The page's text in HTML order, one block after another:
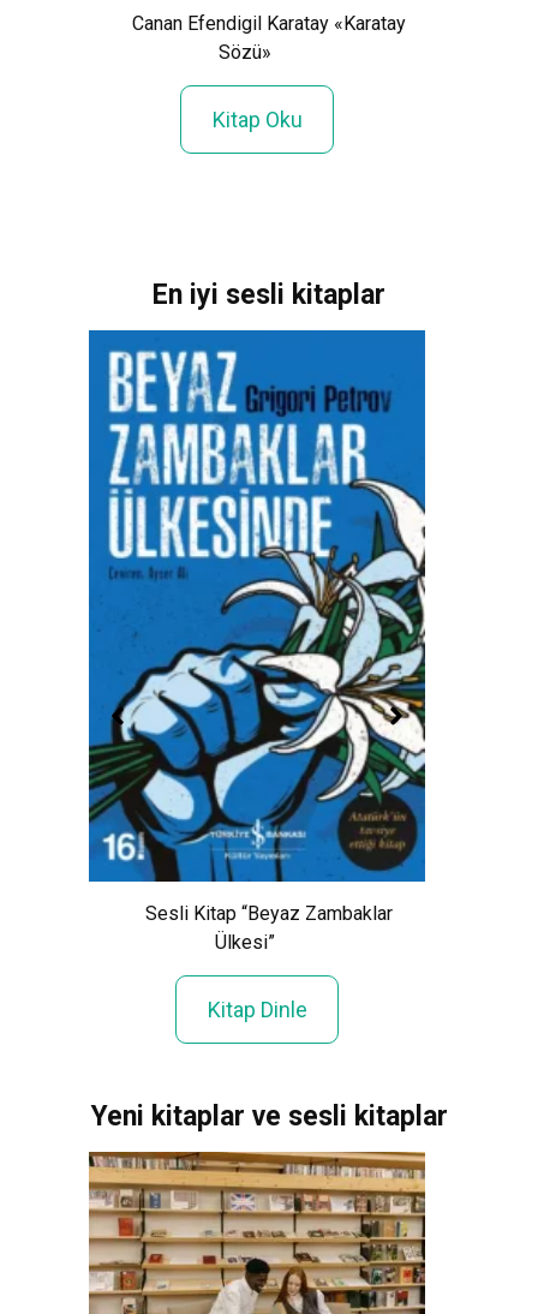
Canan Efendigil Karatay «Karatay
Sözü»
Kitap Oku
En iyi sesli kitaplar
Sesli Kitap “Beyaz Zambaklar
Ülkesi”
Kitap Dinle
Yeni kitaplar ve sesli kitaplar